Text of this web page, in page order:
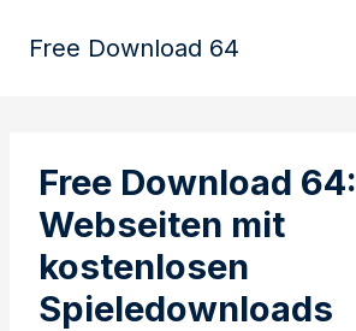
InhaltFree Download 64
Free Download 64:
Webseiten mit
kostenlosen
Spieledownloads